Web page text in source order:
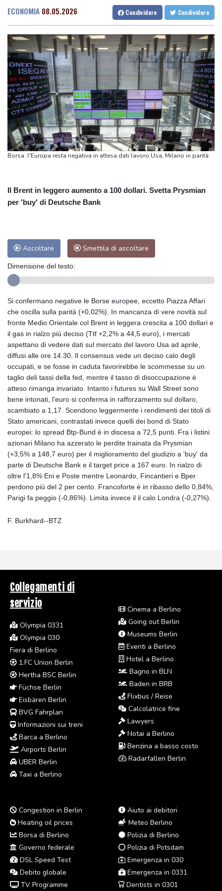
della Mecca'
Ankara, 'Egitto potrebbe essere il prossimo ad aderire al Patto
della Mecca'
Tennis, n.1 al mondo Sabalenka sconfitta da Alexandrova a
Toronto
Tennis, n.1 al mondo Sabalenka sconfitta da Alexandrova a
Toronto
Odessa sotto attacco russo, danneggiati edifici e infrastrutture
Odessa sotto attacco russo, danneggiati edifici e infrastrutture
ECONOMIA 08.05.2026 Condividere Condividere
Borsa: l'Europa resta negativa in attesa dati lavoro Usa, Milano in parità
Il Brent in leggero aumento a 100 dollari. Svetta Prysmian
per 'buy' di Deutsche Bank
Ascoltare Smettila di ascoltare
Dimensione del testo:
Si confermano negative le Borse europee, eccetto Piazza Affari
che oscilla sulla parità (+0,02%). In mancanza di vere novità sul
fronte Medio Orientale col Brent in leggera crescita a 100 dollari e
il gas in rialzo più deciso (Ttf +2,2% a 44,5 euro), i mercati
aspettano di vedere dati sul mercato del lavoro Usa ad aprile,
diffusi alle ore 14.30. Il consensus vede un deciso calo degli
occupati, e se fosse in caduta favorirebbe le scommesse su un
taglio deli tassi della fed, mentre il tasso di disoccupazione è
atteso rimanga invariato. Intanto i futures su Wall Street sono
bene intonati, l'euro si conferma in rafforzamento sul dollaro,
scambiato a 1,17. Scendono leggermente i rendimenti dei titoli di
Stato americani, contrastati invece quelli dei bond di Stato
europei: lo spread Btp-Bund è in discesa a 72,5 punti. Fra i listini
azionari Milano ha azzerato le perdite trainata da Prysmian
(+3,5% a 148,7 euro) per il miglioramento del giudizio a 'buy' da
parte di Deutsche Bank e il target price a 167 euro. In rialzo di
oltre l'1,8% Eni e Poste mentre Leonardo, Fincantieri e Bper
perdono più del 2 per cento. Francoforte è in ribasso dello 0,84%,
Parigi fa peggio (-0,86%). Limita invece il il calo Londra (-0,27%).
F. Burkhard--BTZ
Collegamenti di
servizio
Olympia 0331
Olympia 030
Fiera di Berlino
1.FC Union Berlin
Hertha BSC Berlin
Füchse Berlin
Eisbären Berlin
BVG Fahrplan
Informazioni sui treni
Barca a Berlino
Airports Berlin
UBER Berlin
Taxi a Berlino
Cinema a Berlino
Going out Berlin
Museums Berlin
Eventi a Berlino
Hotel a Berlino
Bagno in BLN
Baden in BRB
Flixbus / Reise
Calcolatrice fine
Lawyers
Notai a Berlino
Benzina a basso costo
Radarfallen Berlin
Congestion in Berlin
Heating oil prices
Borsa di Berlino
Governo federale
DSL Speed Test
Debito globale
TV Programme
Aiuto ai debitori
Meteo Berlino
Polizia di Berlino
Polizia di Potsdam
Emergenza in 030
Emergenza in 0331
Dentists in 0301